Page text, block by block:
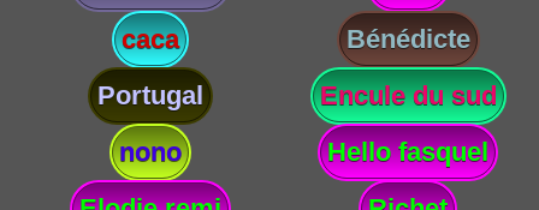
caca
Bénédicte
Portugal
Encule du sud
nono
Hello fasquel